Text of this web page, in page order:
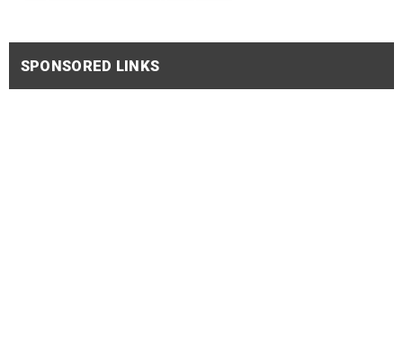
SPONSORED LINKS